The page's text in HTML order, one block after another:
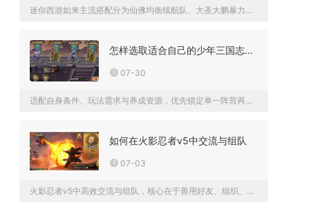
迷你西游如来主流搭配分为仙佛均衡续航队、大圣大鹏暴力爆发队、...
怎样选取适合自己的少年三国志二武将
07-30
适配自身条件、玩法需求与养成资源，优先锁定单一阵营再按照输出...
如何在火影忍者v5中交流与组队
07-03
火影忍者v5中高效交流与组队，核心在于善用好友、组织、小队三...